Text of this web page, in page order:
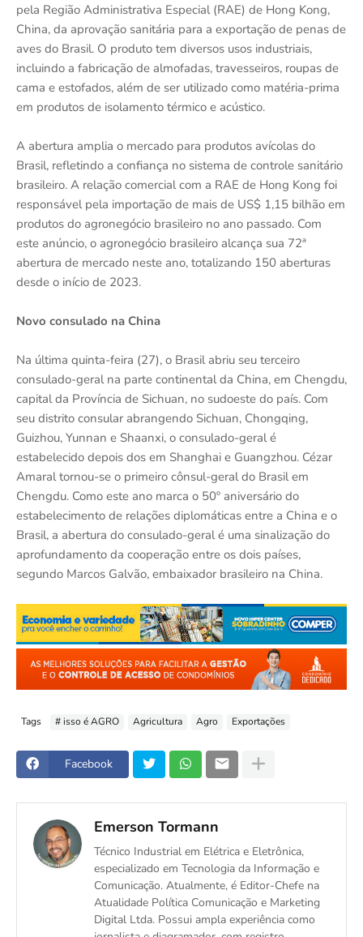
pela Região Administrativa Especial (RAE) de Hong Kong,
China, da aprovação sanitária para a exportação de penas de
aves do Brasil. O produto tem diversos usos industriais,
incluindo a fabricação de almofadas, travesseiros, roupas de
cama e estofados, além de ser utilizado como matéria-prima
em produtos de isolamento térmico e acústico.
A abertura amplia o mercado para produtos avícolas do
Brasil, refletindo a confiança no sistema de controle sanitário
brasileiro. A relação comercial com a RAE de Hong Kong foi
responsável pela importação de mais de US$ 1,15 bilhão em
produtos do agronegócio brasileiro no ano passado. Com
este anúncio, o agronegócio brasileiro alcança sua 72ª
abertura de mercado neste ano, totalizando 150 aberturas
desde o início de 2023.
Novo consulado na China
Na última quinta-feira (27), o Brasil abriu seu terceiro
consulado-geral na parte continental da China, em Chengdu,
capital da Província de Sichuan, no sudoeste do país. Com
seu distrito consular abrangendo Sichuan, Chongqing,
Guizhou, Yunnan e Shaanxi, o consulado-geral é
estabelecido depois dos em Shanghai e Guangzhou. Cézar
Amaral tornou-se o primeiro cônsul-geral do Brasil em
Chengdu. Como este ano marca o 50º aniversário do
estabelecimento de relações diplomáticas entre a China e o
Brasil, a abertura do consulado-geral é uma sinalização do
aprofundamento da cooperação entre os dois países,
segundo Marcos Galvão, embaixador brasileiro na China.
Tags # isso é AGRO Agricultura Agro Exportações
Facebook
Emerson Tormann
Técnico Industrial em Elétrica e Eletrônica,
especializado em Tecnologia da Informação e
Comunicação. Atualmente, é Editor-Chefe na
Atualidade Política Comunicação e Marketing
Digital Ltda. Possui ampla experiência como